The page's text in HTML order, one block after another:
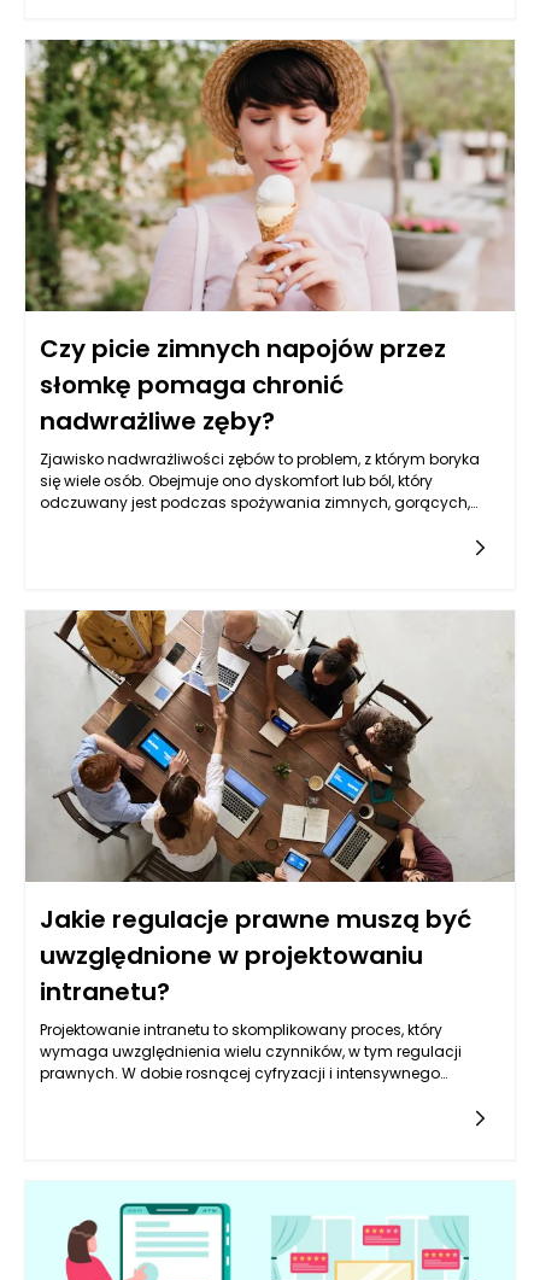
oraz innymi niekorzystnymi czynnikami zewnętrznymi. Dzięki
temu, ich zastosowanie jest coraz bardziej popularne w wielu
branżach, od budownictwa po przemysł spożywczy, gdzie
zachowanie jakości produktów jest kluczowe.
Czy picie zimnych napojów przez
słomkę pomaga chronić
nadwrażliwe zęby?
Zjawisko nadwrażliwości zębów to problem, z którym boryka
się wiele osób. Obejmuje ono dyskomfort lub ból, który
odczuwany jest podczas spożywania zimnych, gorących,
powszechnych działań podejmowanych w celu złagodzenia
przyczynia się do ochrony nadwrażliwych zębów. Picie przez
słomkę może ograniczać bezpośredni kontakt zimnego płynu
z zębami, co teoretycznie może pomóc w redukcji
dolegliwości. W rzeczywistości, mechanizm działania jest
nieco bardziej złożony i wymaga zrozumienia problemu
nadwrażliwości zębów oraz wpływu, jaki ma nań wybór metod
spożycia napojów.
Jakie regulacje prawne muszą być
uwzględnione w projektowaniu
intranetu?
Projektowanie intranetu to skomplikowany proces, który
wymaga uwzględnienia wielu czynników, w tym regulacji
prawnych. W dobie rosnącej cyfryzacji i intensywnego
prawne, ale także usprawnić działanie organizacji oraz
zwiększyć zaufanie pracowników. Ważnymi obszarami, które
należy wziąć pod uwagę w kontekście regulacji prawnych, są
ochrona danych osobowych, prawo pracy, prawa autorskie
oraz regulacje dotyczące bezpieczeństwa informacji.